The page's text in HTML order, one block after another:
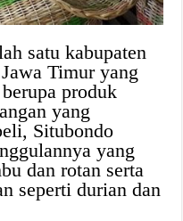
satu kabupaten
Timur yang
produk
yang
Situbondo
yang
dan rotan serta
seperti durian dan